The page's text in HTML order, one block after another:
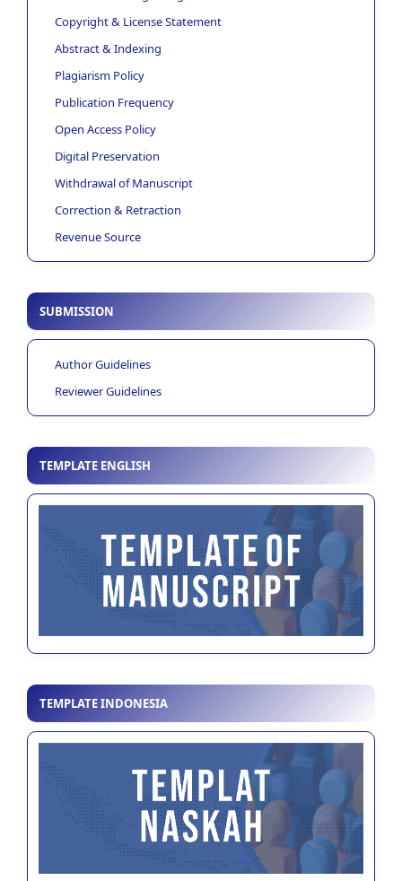
Copyright & License Statement
Abstract & Indexing
Plagiarism Policy
Publication Frequency
Open Access Policy
Digital Preservation
Withdrawal of Manuscript
Correction & Retraction
Revenue Source
SUBMISSION
Author Guidelines
Reviewer Guidelines
TEMPLATE ENGLISH
TEMPLATE INDONESIA